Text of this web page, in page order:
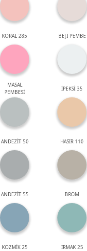
KORAL 285 BEJİ PEMBE
MASAL
PEMBESİ
İPEKSİ 35
ANDEZİT 50 HASIR 110
ANDEZİT 55 BROM
KOZMİK 25 IRMAK 25